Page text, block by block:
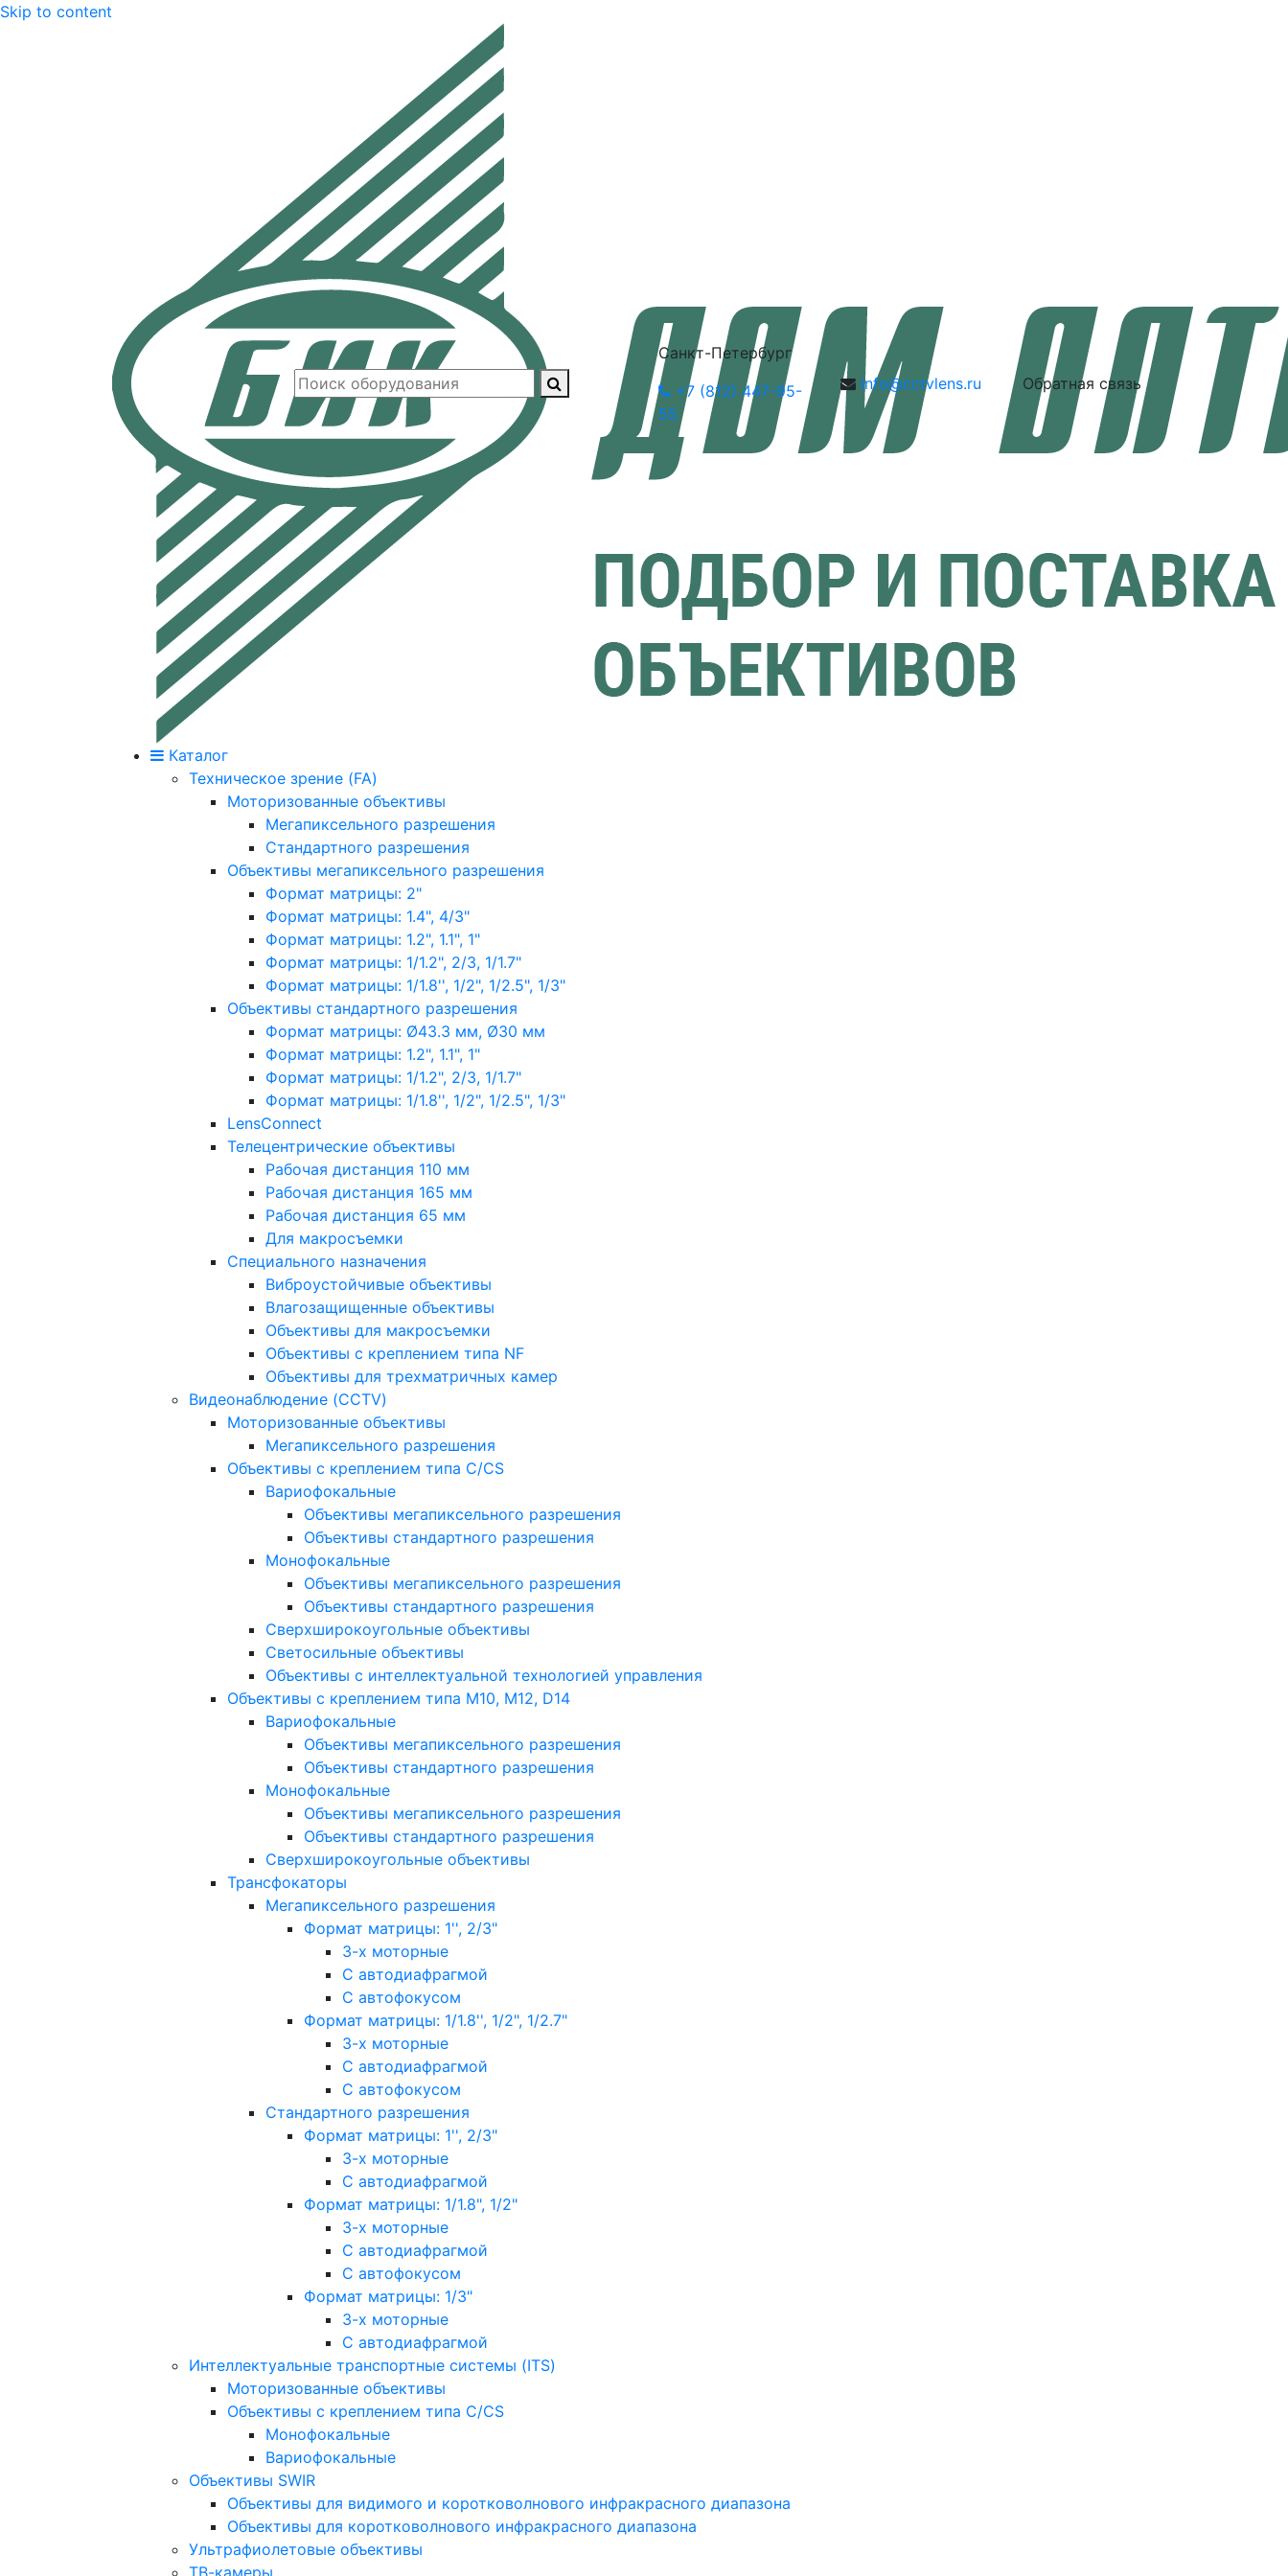
Skip to content
Санкт-Петербург
+7 (812) 447-95-
55
info@cctvlens.ru Обратная связь
Каталог
Техническое зрение (FA)
Моторизованные объективы
Мегапиксельного разрешения
Стандартного разрешения
Объективы мегапиксельного разрешения
Формат матрицы: 2"
Формат матрицы: 1.4", 4/3"
Формат матрицы: 1.2", 1.1", 1"
Формат матрицы: 1/1.2", 2/3, 1/1.7"
Формат матрицы: 1/1.8'', 1/2", 1/2.5", 1/3"
Объективы стандартного разрешения
Формат матрицы: Ø43.3 мм, Ø30 мм
Формат матрицы: 1.2", 1.1", 1"
Формат матрицы: 1/1.2", 2/3, 1/1.7"
Формат матрицы: 1/1.8'', 1/2", 1/2.5", 1/3"
LensConnect
Телецентрические объективы
Рабочая дистанция 110 мм
Рабочая дистанция 165 мм
Рабочая дистанция 65 мм
Для макросъемки
Специального назначения
Виброустойчивые объективы
Влагозащищенные объективы
Объективы для макросъемки
Объективы с креплением типа NF
Объективы для трехматричных камер
Видеонаблюдение (CCTV)
Моторизованные объективы
Мегапиксельного разрешения
Объективы с креплением типа C/CS
Вариофокальные
Объективы мегапиксельного разрешения
Объективы стандартного разрешения
Монофокальные
Объективы мегапиксельного разрешения
Объективы стандартного разрешения
Сверхширокоугольные объективы
Светосильные объективы
Объективы с интеллектуальной технологией управления
Объективы с креплением типа M10, M12, D14
Вариофокальные
Объективы мегапиксельного разрешения
Объективы стандартного разрешения
Монофокальные
Объективы мегапиксельного разрешения
Объективы стандартного разрешения
Сверхширокоугольные объективы
Трансфокаторы
Мегапиксельного разрешения
Формат матрицы: 1'', 2/3"
3-х моторные
С автодиафрагмой
С автофокусом
Формат матрицы: 1/1.8'', 1/2", 1/2.7"
3-х моторные
С автодиафрагмой
С автофокусом
Стандартного разрешения
Формат матрицы: 1'', 2/3"
3-х моторные
С автодиафрагмой
Формат матрицы: 1/1.8", 1/2"
3-х моторные
С автодиафрагмой
С автофокусом
Формат матрицы: 1/3"
3-х моторные
С автодиафрагмой
Интеллектуальные транспортные системы (ITS)
Моторизованные объективы
Объективы с креплением типа C/CS
Монофокальные
Вариофокальные
Объективы SWIR
Объективы для видимого и коротковолнового инфракрасного диапазона
Объективы для коротковолнового инфракрасного диапазона
Ультрафиолетовые объективы
ТВ-камеры